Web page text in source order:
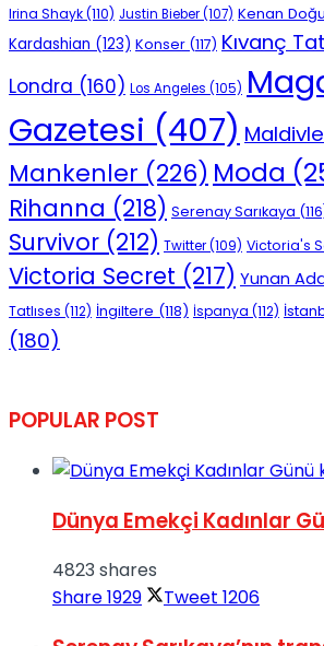
Irina Shayk(110) Justin Bieber(107) Kenan
Kardashian (123) Konser (117) Kıvanç
Londra (160) Los Angeles (105)
Gazetesi (407)
Mankenler (226) Moda
Rihanna (218) Serenay Sarıkaya
Survivor (212) Twitter(109) Victoria's
Victoria Secret (217) Yunan
Tatlıses (112) İngiltere (118) İspanya (112)
(180)
POPULAR POST
Dünya Emekçi Kadınlar
4823 shares
Share1929 Tweet 1206